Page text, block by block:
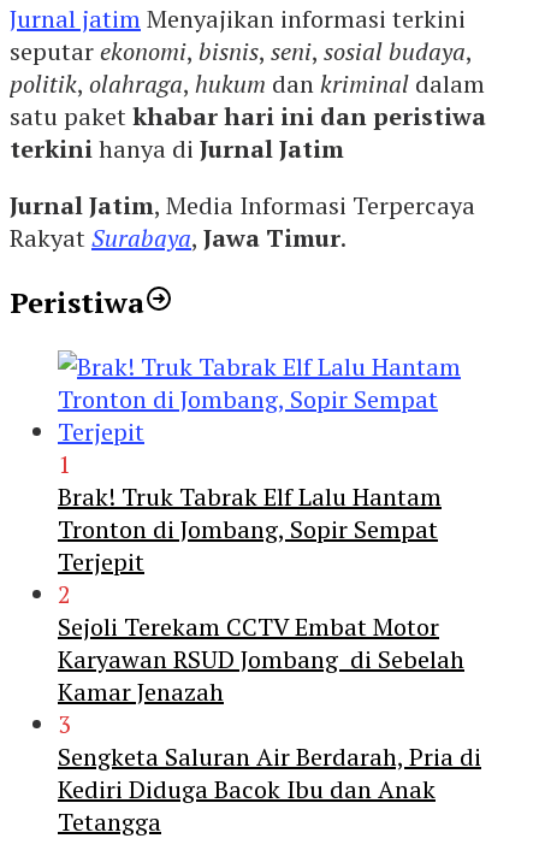
Jurnal jatimMenyajikan informasi terkini
seputarekonomi, bisnis, seni, sosial budaya,
politik, olahraga, hukum dankriminal dalam
satu paketkhabar hari ini dan peristiwa
terkinihanya di Jurnal Jatim
Jurnal Jatim, Media Informasi Terpercaya
RakyatSurabaya, Jawa Timur.
Peristiwa
1
Brak! Truk Tabrak Elf Lalu Hantam
Tronton di Jombang, Sopir Sempat
Terjepit
2
Sejoli Terekam CCTV Embat Motor
Karyawan RSUD Jombang di Sebelah
Kamar Jenazah
3
Sengketa Saluran Air Berdarah, Pria di
Kediri Diduga Bacok Ibu dan Anak
Tetangga